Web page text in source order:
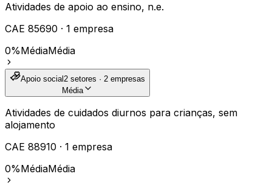
Atividades de apoio ao ensino, n.e.
CAE 85690 · 1 empresa
0%MédiaMédia
Apoio social2 setores · 2 empresas
Média
Atividades de cuidados diurnos para crianças, sem
alojamento
CAE 88910 · 1 empresa
0%MédiaMédia